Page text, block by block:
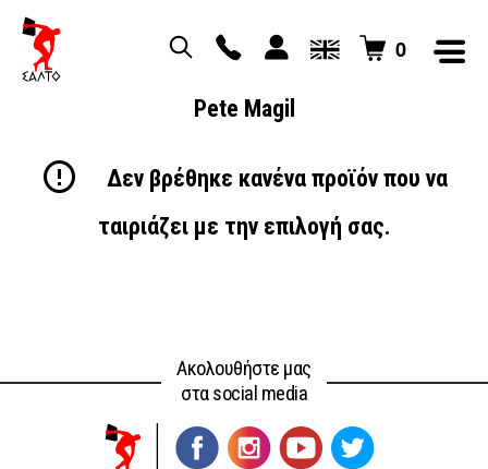
0
Pete Magil
Δεν βρέθηκε κανένα προϊόν που να
ταιριάζει με την επιλογή σας.
Ακολουθήστε μας
στα social media